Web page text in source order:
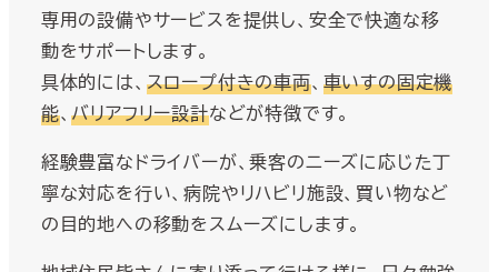
専用の設備やサービスを提供し、安全で快適な移
動をサポートします。
具体的には、 スロープ付きの車両、 車いすの固定機
能、バリアフリー設計などが特徴です。
経験豊富なドライバーが、乗客のニーズに応じた丁
寧な対応を行い、病院やリハビリ施設、買い物など
の目的地への移動をスムーズにします。